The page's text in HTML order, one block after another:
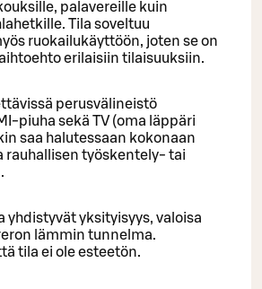
palavereille kuin
Tila soveltuu
ruokailukäyttöön, joten se on
erilaisiin tilaisuuksiin.
perusvälineistö
piuha sekä TV (oma läppäri
saa halutessaan kokonaan
rauhallisen työskentely- tai
yhdistyvät yksityisyys, valoisa
lämmin tunnelma.
tila ei ole esteetön.